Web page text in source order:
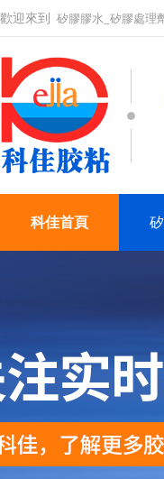
歡迎來到 矽膠膠水_矽膠處理
科佳首頁